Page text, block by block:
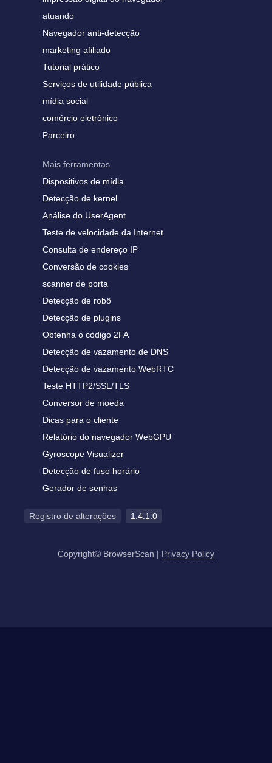
atuando
Navegador anti-detecção
marketing afiliado
Tutorial prático
Serviços de utilidade pública
mídia social
comércio eletrônico
Parceiro
Mais ferramentas
Dispositivos de mídia
Detecção de kernel
Análise do UserAgent
Teste de velocidade da Internet
Consulta de endereço IP
Conversão de cookies
scanner de porta
Detecção de robô
Detecção de plugins
Obtenha o código 2FA
Detecção de vazamento de DNS
Detecção de vazamento WebRTC
Teste HTTP2/SSL/TLS
Conversor de moeda
Dicas para o cliente
Relatório do navegador WebGPU
Gyroscope Visualizer
Detecção de fuso horário
Gerador de senhas
Registro de alterações 1.4.1.0
Copyright© BrowserScan | Privacy Policy